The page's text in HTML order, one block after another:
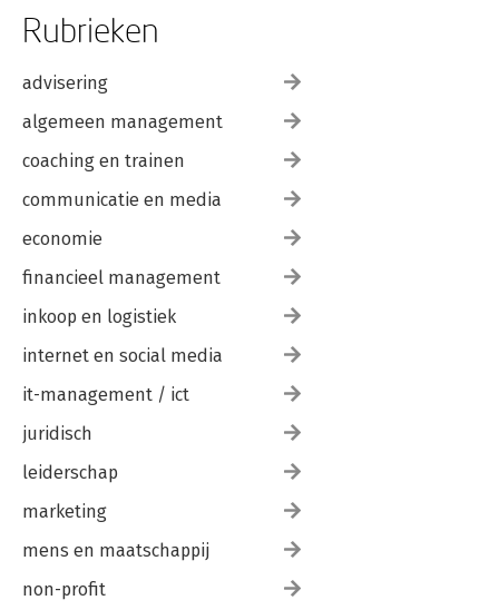
Rubrieken
advisering
algemeen management
coaching en trainen
communicatie en media
economie
financieel management
inkoop en logistiek
internet en social media
it-management / ict
juridisch
leiderschap
marketing
mens en maatschappij
non-profit